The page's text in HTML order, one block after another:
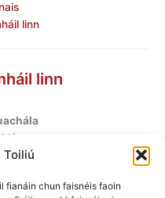
Toiliú
fianáin chun faisnéis faoin
linn
linn
na Feirme
7